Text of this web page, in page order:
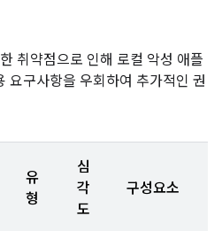
취약점으로 인해 로컬 악성 애플
요구사항을 우회하여 추가적인 권
유
형
심
각
도
구성요소